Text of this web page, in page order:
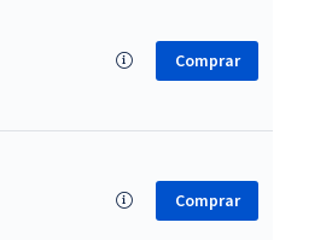
Comprar
Comprar